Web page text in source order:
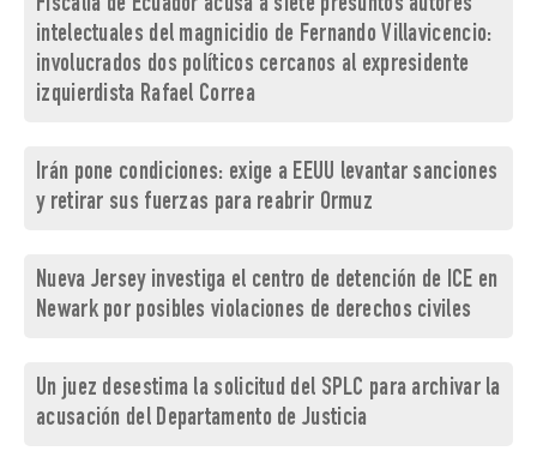
Fiscalía de Ecuador acusa a siete presuntos autores
intelectuales del magnicidio de Fernando Villavicencio:
involucrados dos políticos cercanos al expresidente
izquierdista Rafael Correa
Irán pone condiciones: exige a EEUU levantar sanciones
y retirar sus fuerzas para reabrir Ormuz
Nueva Jersey investiga el centro de detención de ICE en
Newark por posibles violaciones de derechos civiles
Un juez desestima la solicitud del SPLC para archivar la
acusación del Departamento de Justicia